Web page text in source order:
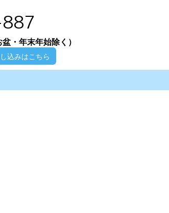
887
盆・年末年始除く）
込みはこちら